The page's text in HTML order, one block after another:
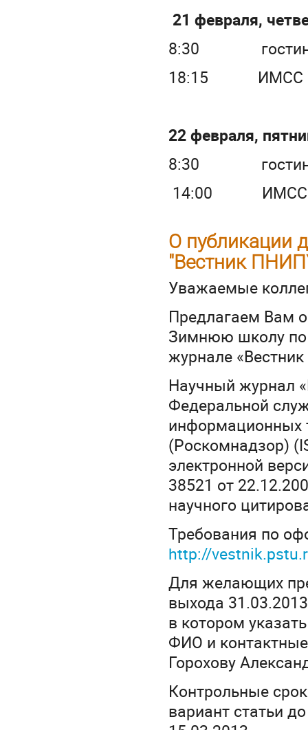
21 февраля,
8:30
18:15 ИМСС УрО
22 февраля,
8:30
14:00 ИМСС УрО
О публикации
"Вестник
Уважаемые
Предлагаем Вам
Зимнюю школу по
журнале
Научный журнал
Федеральной
информационных
(Роскомнадзор)
электронной
38521 от
научного
Требования по
http://
Для желающих
выхода
в котором
ФИО и
Горохову
Контрольные
вариант статьи